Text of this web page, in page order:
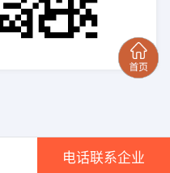
电话联系企业